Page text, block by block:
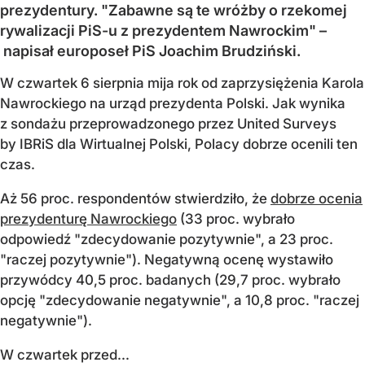
prezydentury. "Zabawne są te wróżby o rzekomej
rywalizacji PiS-u z prezydentem Nawrockim" –
napisał europoseł PiS Joachim Brudziński.
W czwartek 6 sierpnia mija rok od zaprzysiężenia Karola
Nawrockiego na urząd prezydenta Polski. Jak wynika
z sondażu przeprowadzonego przez United Surveys
by IBRiS dla Wirtualnej Polski, Polacy dobrze ocenili ten
czas.
Aż 56 proc. respondentów stwierdziło, że dobrze ocenia
prezydenturę Nawrockiego (33 proc. wybrało
odpowiedź "zdecydowanie pozytywnie", a 23 proc.
"raczej pozytywnie"). Negatywną ocenę wystawiło
przywódcy 40,5 proc. badanych (29,7 proc. wybrało
opcję "zdecydowanie negatywnie", a 10,8 proc. "raczej
negatywnie").
W czwartek przed...